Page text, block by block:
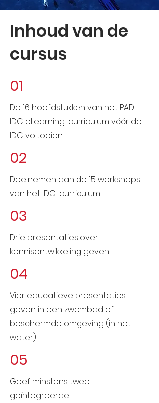
Inhoud van de
cursus
01
De 16 hoofdstukken van het PADI
IDC eLearning-curriculum vóór de
IDC voltooien.
02
Deelnemen aan de 15 workshops
van het IDC-curriculum.
03
Drie presentaties over
kennisontwikkeling geven.
04
Vier educatieve presentaties
geven in een zwembad of
beschermde omgeving (in het
water).
05
Geef minstens twee
geïntegreerde